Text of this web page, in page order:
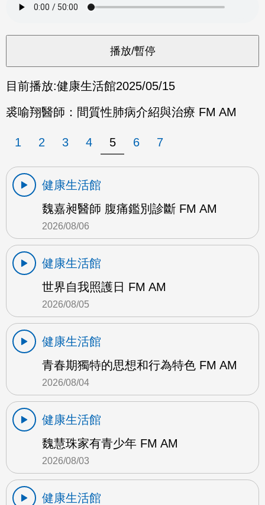
目前播放:健康生活館2025/05/15
裘喻翔醫師：間質性肺病介紹與治療 FM AM
1 2 3 4 5 6 7
健康生活館
魏嘉昶醫師 腹痛鑑別診斷 FM AM
2026/08/06
健康生活館
世界自我照護日 FM AM
2026/08/05
健康生活館
青春期獨特的思想和行為特色 FM AM
2026/08/04
健康生活館
魏慧珠家有青少年 FM AM
2026/08/03
健康生活館